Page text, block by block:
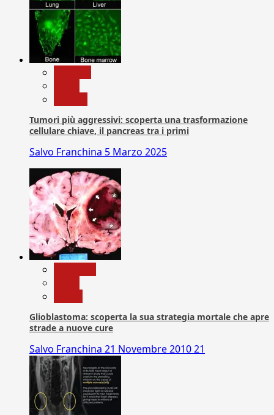
Tumori più aggressivi: scoperta una trasformazione
cellulare chiave, il pancreas tra i primi
Salvo Franchina 5 Marzo 2025
Glioblastoma: scoperta la sua strategia mortale che apre
strade a nuove cure
Salvo Franchina 21 Novembre 201021